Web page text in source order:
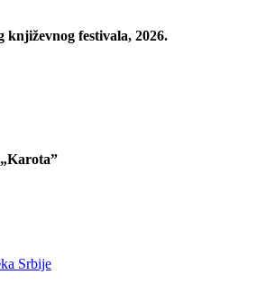
književnog festivala, 2026.
Srbije